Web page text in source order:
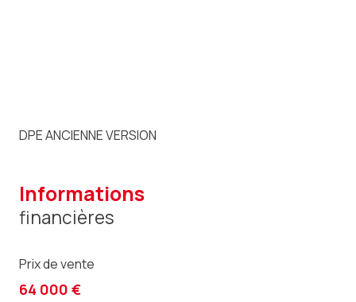
DPE ANCIENNE VERSION
informations
financières
Prix de vente
64 000 €